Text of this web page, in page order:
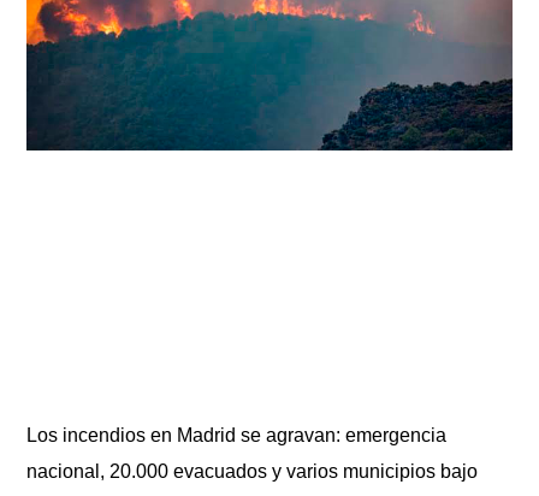
Los incendios en Madrid se agravan: emergencia
nacional, 20.000 evacuados y varios municipios bajo